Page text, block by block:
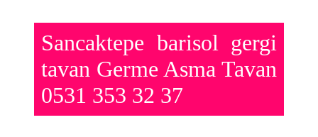
Sancaktepe barisol gergi
tavan Germe Asma Tavan
0531 353 32 37